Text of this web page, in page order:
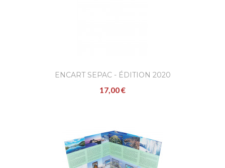
ENCART SEPAC - ÉDITION 2020
17,00 €